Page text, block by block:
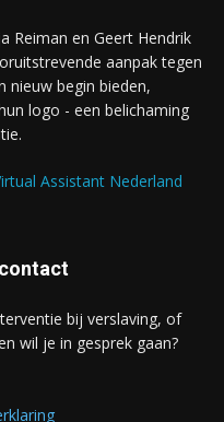
Reiman en Geert Hendrik
aanpak tegen
nieuw begin bieden,
logo - een belichaming
Assistant Nederland
bij verslaving, of
wil je in gesprek gaan?